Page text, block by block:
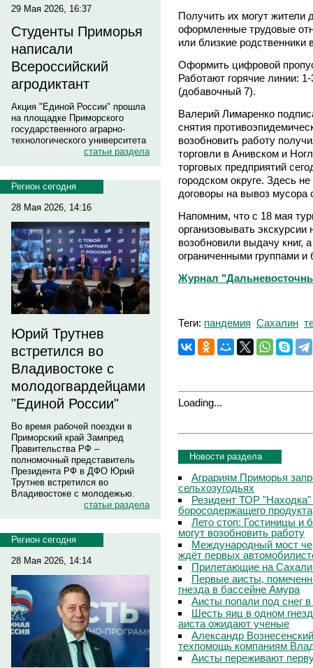
29 Мая 2026, 16:37
Студенты Приморья
написали
Всероссийский
агродиктант
Акция "Единой России" прошла
на площадке Приморского
государственного аграрно-
технологического университета
статьи раздела
Регион сегодня
28 Мая 2026, 14:16
Юрий Трутнев
встретился во
Владивостоке с
молодогвардейцами
"Единой России"
Во время рабочей поездки в
Приморский край Зампред
Правительства РФ –
полномочный представитель
Президента РФ в ДФО Юрий
Трутнев встретился во
Владивостоке с молодежью.
статьи раздела
Регион сегодня
28 Мая 2026, 14:14
Получить их могут жители
оформленные трудовые
или близкие родственники
Оформить цифровой
Работают горячие линии:
(добавочный 7).
Валерий Лимаренко
снятия
возобновить работу
торговли в Анивском и
торговых предприятий
городском округе. Здесь
договоры на вывоз мусора
Напомним, что с 18 мая
организовывать
возобновили выдачу книг,
ограниченными группами и
Журнал
Теги: пандемия Сахалин
Loading...
Новости раздела
Аграриям Приморья
сельхозугодьях
Резидент ТОР "Находка"
боросодержащего продукта
Лето стоп: Гостиницы и
могут возобновить работу
Международный мост
ждёт первых
Прилетающие на
Первые аисты,
гнезда в бассейне Амура
Аисты попали под снег
Шесть яиц в одном
аиста ожидают ученые
Александр
техпомощь компаниям
Аисты переживают